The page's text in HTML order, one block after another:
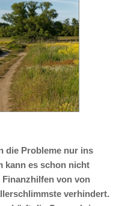
die Probleme nur ins
kann es schon nicht
von von
verhindert.